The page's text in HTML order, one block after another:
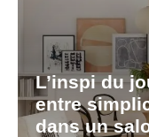
L’inspi du
entre
dans un